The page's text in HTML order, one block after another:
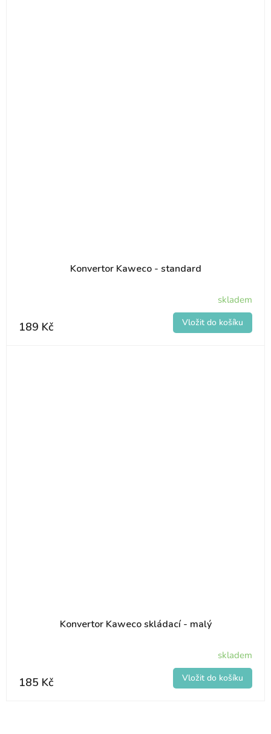
Konvertor Kaweco - standard
skladem
189 Kč
Konvertor Kaweco skládací - malý
skladem
185 Kč